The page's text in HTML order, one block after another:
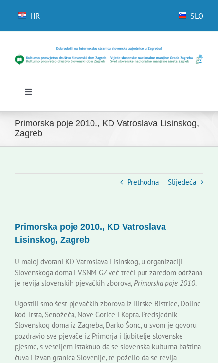
HR SLO
Toggle
Početna
Novosti
Slovenski dom Zagreb
Korisne informacije
Primorska poje 2010., KD Vatroslava Lisinskog,
Zagreb
Prethodna Slijedeća
Primorska poje 2010., KD Vatroslava
Lisinskog, Zagreb
U maloj dvorani KD Vatroslava Lisinskog, u organizaciji
Slovenskoga doma i VSNM GZ već treći put zaredom održana
je revija slovenskih pjevačkih zborova,Primorska poje 2010.
Ugostili smo šest pjevačkih zborova iz Ilirske Bistrice, Doline
kod Trsta, Senožeča, Nove Gorice i Kopra. Predsjednik
Slovenskog doma iz Zagreba, Darko Šonc, u svom je govoru
pozdravio sve pjevače iz Primorja i ljubitelje slovenske
pjesme, s veseljem istaknuo da se slovenska kulturna baština
čuva i izvan granica Slovenije, te poželio da se revija